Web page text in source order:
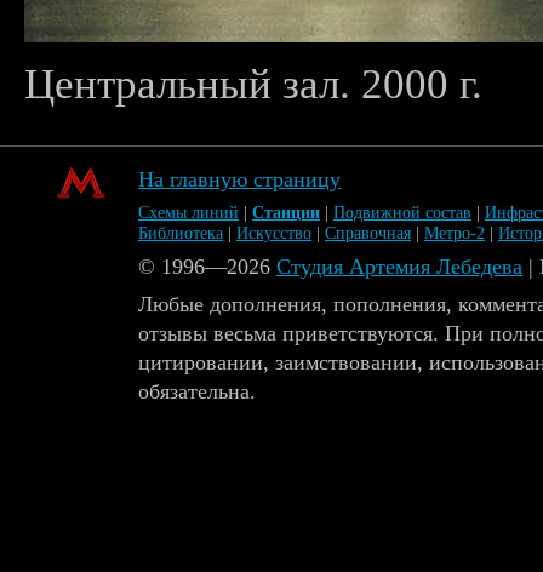
Центральный зал. 2000 г.
На главную страницу
Схемы линий Станции Подвижной состав
Библиотека
Искусство Справочная Метро-2
© 1996—2026 Студия Артемия Лебедева |
Любые дополнения, пополнения,
отзывы весьма приветствуются. При
цитировании, заимствовании,
обязательна.